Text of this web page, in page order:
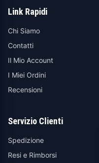
Link Rapidi
Chi Siamo
Contatti
Il Mio Account
I Miei Ordini
Recensioni
Servizio Clienti
Spedizione
Resi e Rimborsi